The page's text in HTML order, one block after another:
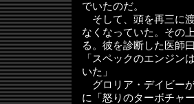
でいたのだ。
そして、頭を再三に
なくなっていた。その
る。彼を診断した医師
「スペックのエンジン
いた」
グロリア・デイビー
に「怒りのターボチャ